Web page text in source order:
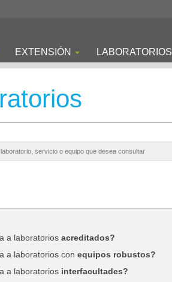
EXTENSIÓN LABORATORIOS
a laboratorios acreditados?
a laboratorios con equipos robustos?
a laboratorios interfacultades?